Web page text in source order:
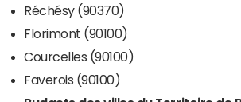
Réchésy (90370)
Florimont (90100)
Courcelles (90100)
Faverois (90100)